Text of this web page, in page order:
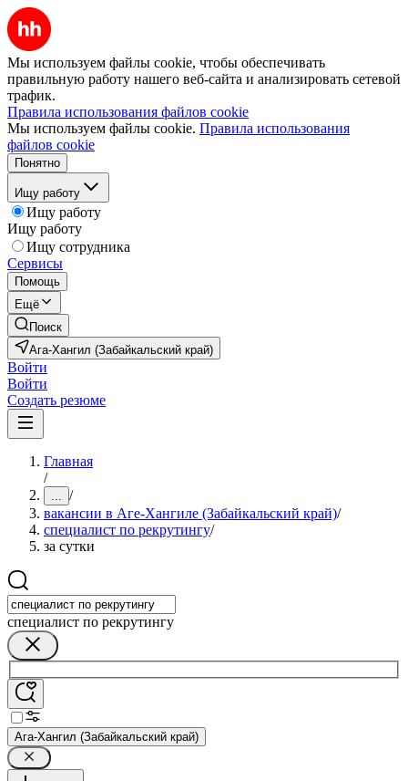
Мы используем файлы cookie, чтобы обеспечивать
правильную работу нашего веб-сайта и анализировать сетевой
трафик.
Правила использования файлов cookie
Мы используем файлы cookie. Правила использования
файлов cookie
Понятно
Ищу работу
Ищу работу
Ищу работу
Ищу сотрудника
Сервисы
Помощь
Ещё
Поиск
Ага-Хангил (Забайкальский край)
Войти
Войти
Создать резюме
Главная
/
... /
вакансии в Аге-Хангиле (Забайкальский край)/
специалист по рекрутингу/
за сутки
специалист по рекрутингу
Ага-Хангил (Забайкальский край)